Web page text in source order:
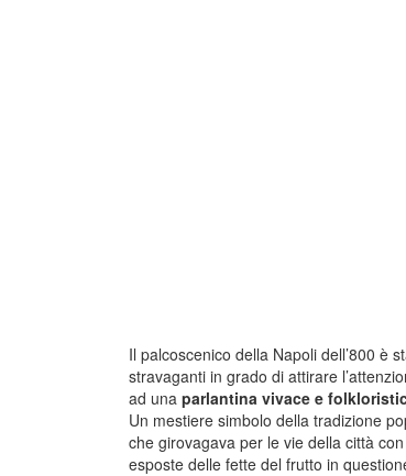
Il palcoscenico della Napoli dell’800 è
stravaganti in grado di attirare
ad una parlantina vivace e
Un mestiere simbolo della tradizione
che girovagava per le vie della città
esposte delle fette del frutto in